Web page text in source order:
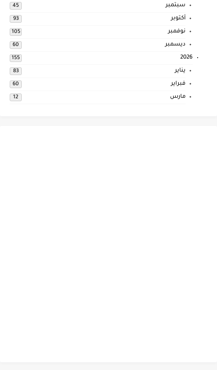
سبتمبر 45
أكتوبر 93
نوفمبر 105
ديسمبر 60
2026
155
يناير 83
فبراير 60
مارس 12